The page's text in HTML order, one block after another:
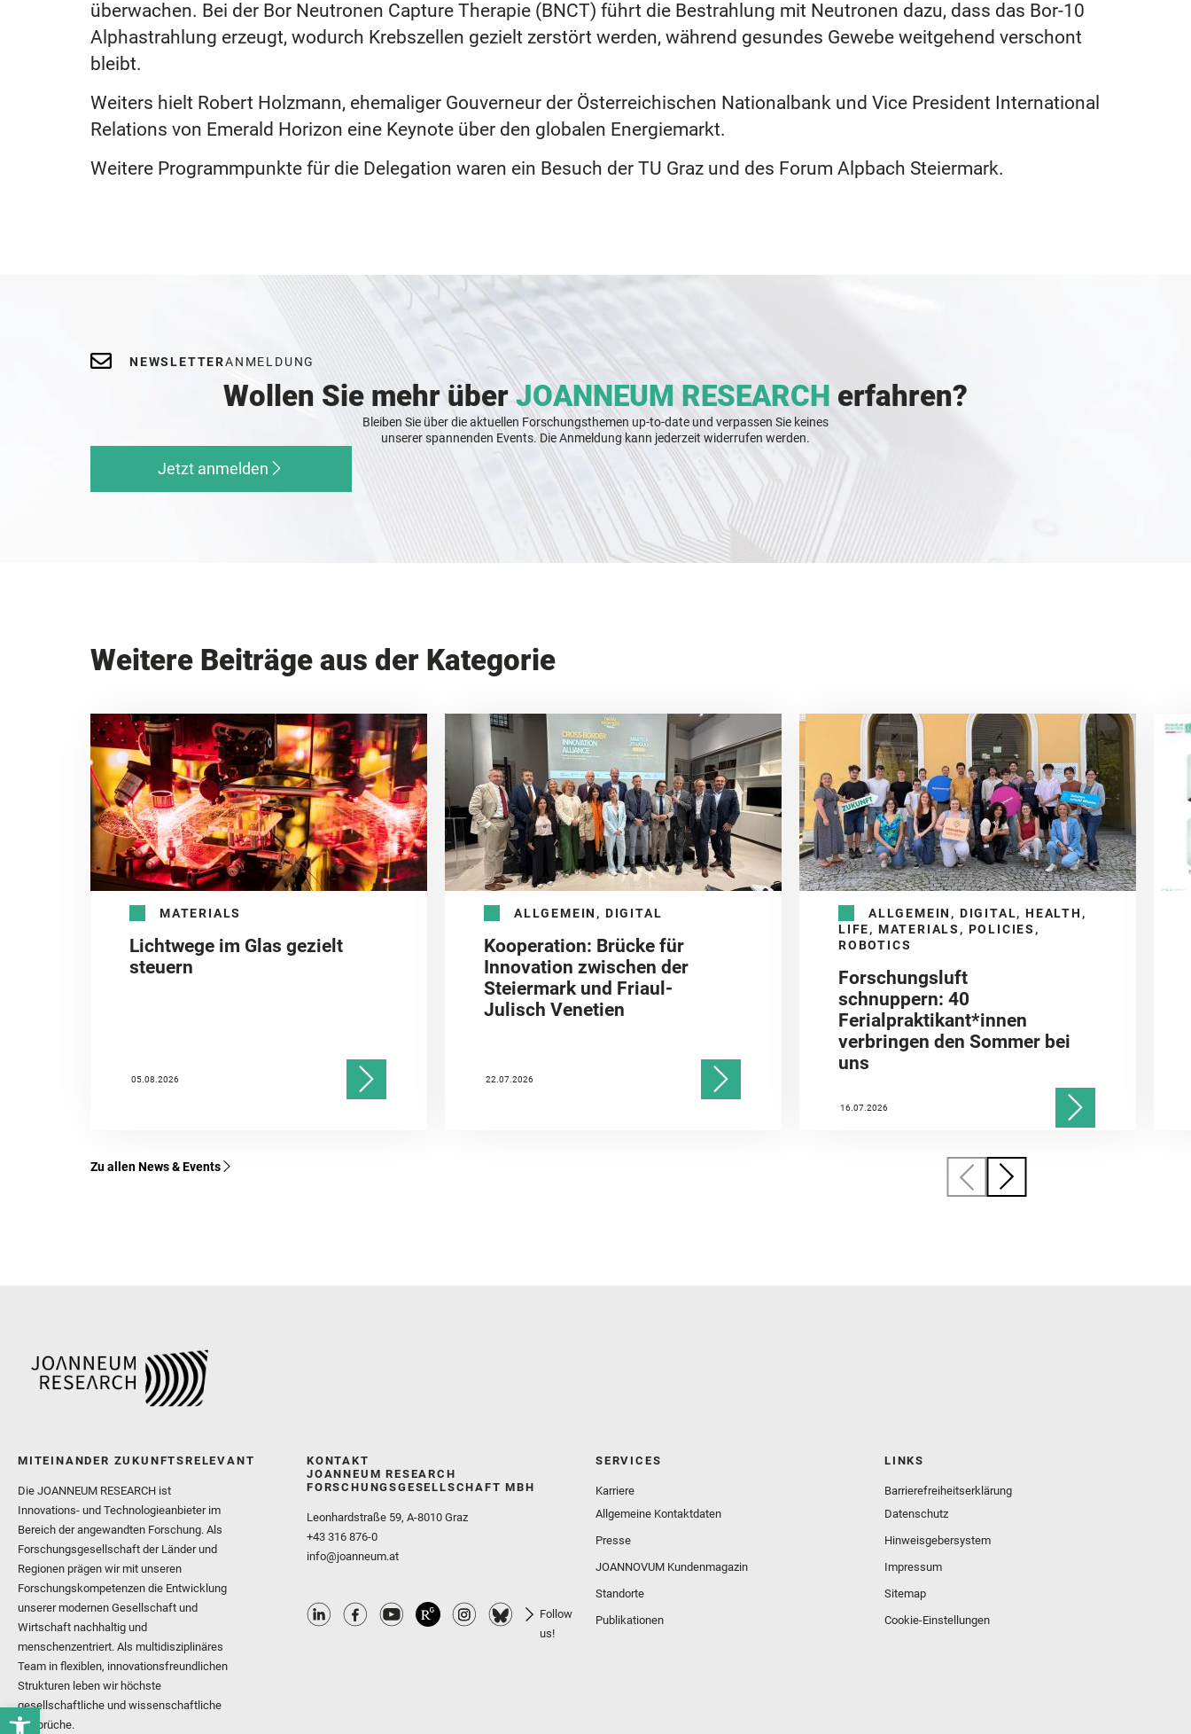
überwachen. Bei der Bor Neutronen Capture Therapie (BNCT) führt die Bestrahlung mit Neutronen dazu, dass das Bor-10
Alphastrahlung erzeugt, wodurch Krebszellen gezielt zerstört werden, während gesundes Gewebe weitgehend verschont
bleibt.
Weiters hielt Robert Holzmann, ehemaliger Gouverneur der Österreichischen Nationalbank und Vice President International
Relations von Emerald Horizon eine Keynote über den globalen Energiemarkt.
Weitere Programmpunkte für die Delegation waren ein Besuch der TU Graz und des Forum Alpbach Steiermark.
NEWSLETTERANMELDUNG
Wollen Sie mehr überJOANNEUM RESEARCH erfahren?
Bleiben Sie über die aktuellen Forschungsthemen up-to-date und verpassen Sie keines
unserer spannenden Events. Die Anmeldung kann jederzeit widerrufen werden.
Jetzt anmelden
Weitere Beiträge aus der Kategorie
MATERIALS
Lichtwege im Glas gezielt
steuern
05.08.2026
ALLGEMEIN, DIGITAL
Kooperation: Brücke für
Innovation zwischen der
Steiermark und Friaul-
Julisch Venetien
22.07.2026
ALLGEMEIN, DIGITAL, HEALTH,
LIFE, MATERIALS, POLICIES,
ROBOTICS
Forschungsluft
schnuppern: 40
Ferialpraktikant*innen
verbringen den Sommer bei
uns
16.07.2026
Zu allen News & Events
MITEINANDER ZUKUNFTSRELEVANT
Die JOANNEUM RESEARCH ist
Innovations- und Technologieanbieter im
Bereich der angewandten Forschung. Als
Forschungsgesellschaft der Länder und
Regionen prägen wir mit unseren
Forschungskompetenzen die Entwicklung
unserer modernen Gesellschaft und
Wirtschaft nachhaltig und
menschenzentriert. Als multidisziplinäres
Team in flexiblen, innovationsfreundlichen
Strukturen leben wir höchste
gesellschaftliche und wissenschaftliche
Ansprüche.
KONTAKT
JOANNEUM RESEARCH
FORSCHUNGSGESELLSCHAFT MBH
Leonhardstraße 59, A-8010 Graz
+43 316 876-0
info@joanneum.at
Follow
us!
SERVICES
Karriere
Allgemeine Kontaktdaten
Presse
JOANNOVUM Kundenmagazin
Standorte
Publikationen
LINKS
Barrierefreiheitserklärung
Datenschutz
Hinweisgebersystem
Impressum
Sitemap
Cookie-Einstellungen